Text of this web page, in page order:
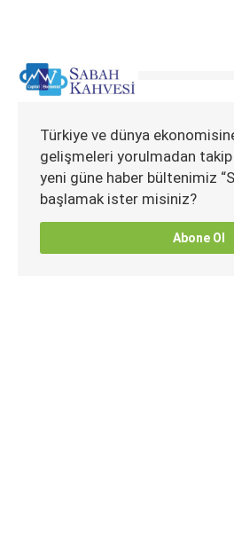
Türkiye ve dünya
gelişmeleri yorulmadan
yeni güne haber bültenimiz
başlamak ister misiniz?
Abone Ol